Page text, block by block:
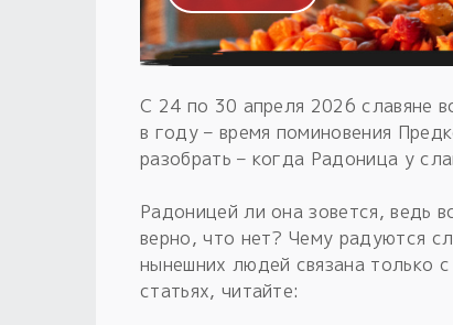
С 24 по 30 апреля 2026 славяне
в году – время поминовения
разобрать – когда Радоница у
Радоницей ли она зовется, ведь
верно, что нет? Чему радуются
нынешних людей связана только
статьях, читайте: